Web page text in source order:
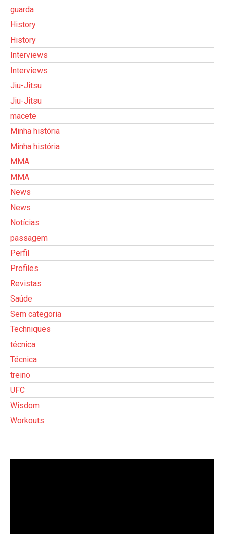
guarda
History
History
Interviews
Interviews
Jiu-Jitsu
Jiu-Jitsu
macete
Minha história
Minha história
MMA
MMA
News
News
Notícias
passagem
Perfil
Profiles
Revistas
Saúde
Sem categoria
Techniques
técnica
Técnica
treino
UFC
Wisdom
Workouts